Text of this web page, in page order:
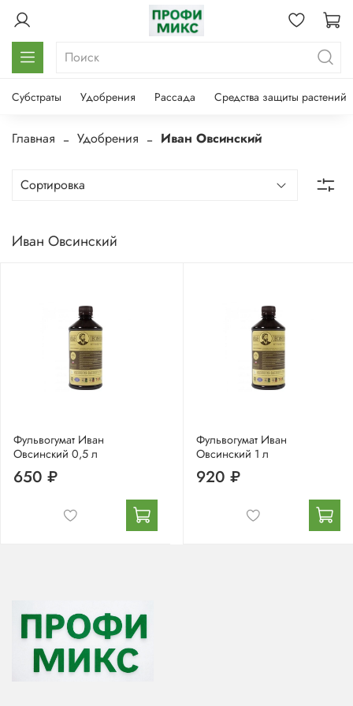
Субстраты Удобрения Рассада Средства защиты растений
Главная Удобрения Иван Овсинский
Иван Овсинский
Фульвогумат Иван
Овсинский 0,5 л
650 ₽
Фульвогумат Иван
Овсинский 1 л
920 ₽